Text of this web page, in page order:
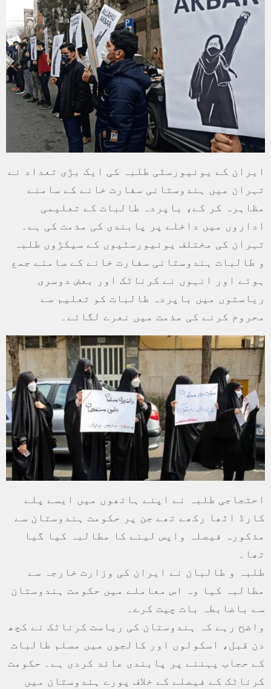
ایران کے یونیورسٹی طلبہ کی ایک بڑی تعداد نے
تہران میں ہندوستانی سفارت خانے کے سامنے
مظاہرہ کر کے، باپردہ طالبات کے تعلیمی
اداروں میں داخلے پر پابندی کی مذمت کی ہے۔
تہران کی مختلف یونیورسٹیوں کے سیکڑوں طلبہ
و طالبات ہندوستانی سفارت خانے کے سامنے جمع
ہوئے اور انہوں نے کرناٹک اور بعض دوسری
ریاستوں میں باپردہ طالبات کو تعلیم سے
محروم کرنے کی مذمت میں نعرے لگائے۔
احتجاجی طلبہ نے اپنے ہاتھوں میں ایسے پلے
کارڈ اٹھا رکھے تھے جن پر حکومت ہندوستان سے
مذکورہ فیصلہ واپس لینے کا مطالبہ کیا گیا
تھا۔
طلبہ و طالبان نے ایران کی وزارت خارجہ سے
مطالبہ کیا وہ اس معاملے میں حکومت ہندوستان
سے باضابطہ بات چیت کرے۔
واضح رہے کہ ہندوستان کی ریاست کرناٹک نے کچھ
دن قبل، اسکولوں اور کالجوں میں مسلم طالبات
کے حجاب پہننے پر پابندی عائد کردی ہے۔ حکومت
کرناٹک کے فیصلے کے خلاف پورے ہندوستان میں